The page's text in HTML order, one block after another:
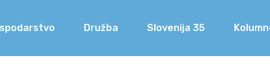
Družba Slovenija 35